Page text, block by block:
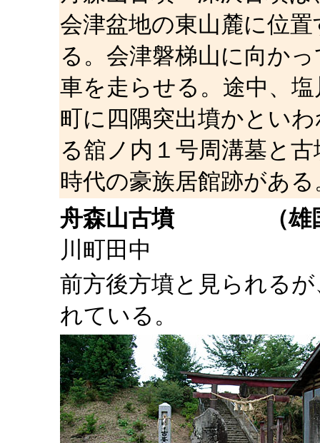
会津盆地の東山麓に位置
る。会津磐梯山に向かっ
車を走らせる。途中、塩
町に四隅突出墳かとい
る舘ノ内１号周溝墓と古
時代の豪族居館跡がある
舟森山古墳（雄国山
川町田
前方後方墳と見られる
れている。